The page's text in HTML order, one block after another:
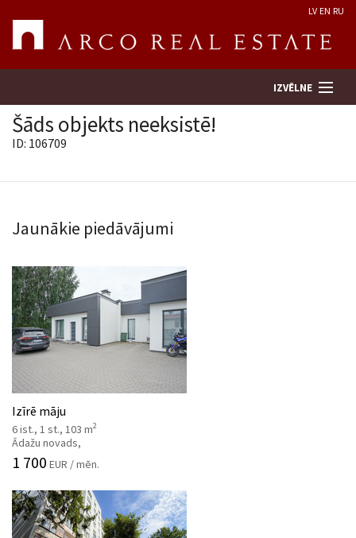
LV EN RU
IZVĒLNE
Uzņēmums
Pakalpojumi
Kontakti
Šāds objekts neeksistē!
ID: 106709
Jaunākie piedāvājumi
Izīrē māju
6 ist., 1 st., 103 m2
Ādažu novads,
1 700 EUR / mēn.